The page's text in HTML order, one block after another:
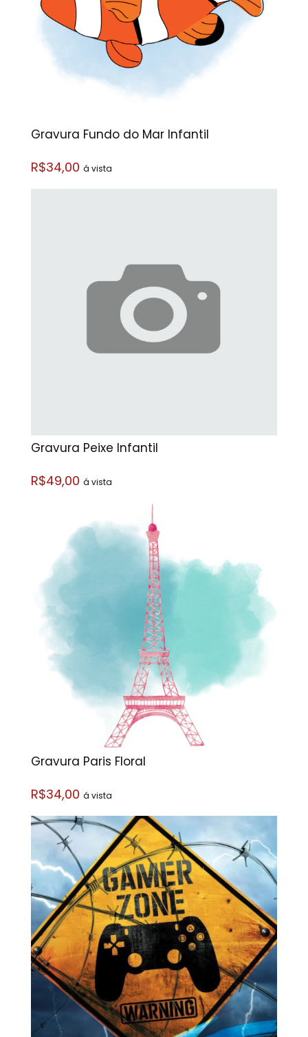
Gravura Fundo do Mar Infantil
R$34,00 á vista
Gravura Peixe Infantil
R$49,00 á vista
Gravura Paris Floral
R$34,00 á vista